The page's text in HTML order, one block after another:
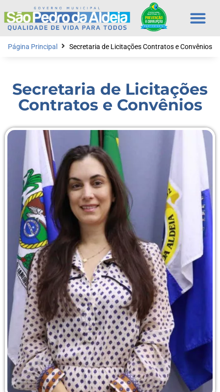
Página Principal Secretaria de Licitações Contratos e Convênios
Secretaria de Licitações
Contratos e Convênios